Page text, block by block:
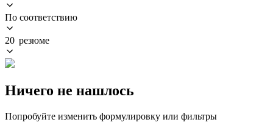
По соответствию
20 резюме
Ничего не нашлось
Попробуйте изменить формулировку или фильтры